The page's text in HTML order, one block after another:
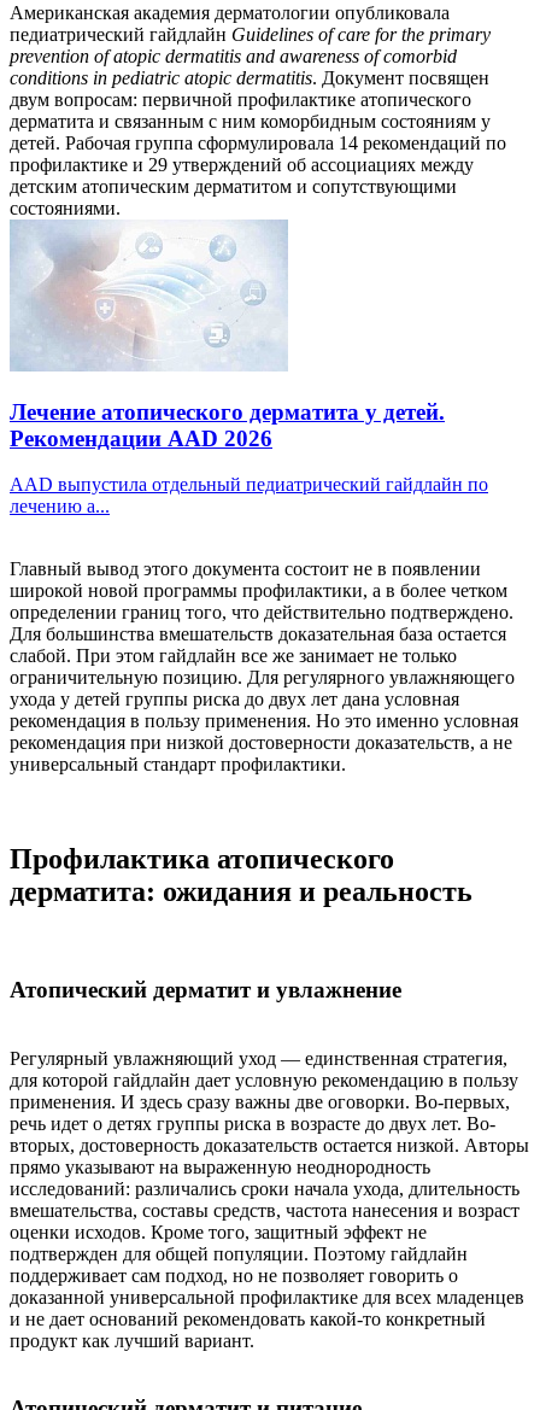
Американская академия дерматологии опубликовала
педиатрический гайдлайн Guidelines of care for the primary
prevention of atopic dermatitis and awareness of comorbid
conditions in pediatric atopic dermatitis. Документ посвящен
двум вопросам: первичной профилактике атопического
дерматита и связанным с ним коморбидным состояниям у
детей. Рабочая группа сформулировала 14 рекомендаций по
профилактике и 29 утверждений об ассоциациях между
детским атопическим дерматитом и сопутствующими
состояниями.
Лечение атопического дерматита у детей.
Рекомендации AAD 2026
AAD выпустила отдельный педиатрический гайдлайн по
лечению а...
Главный вывод этого документа состоит не в появлении
широкой новой программы профилактики, а в более четком
определении границ того, что действительно подтверждено.
Для большинства вмешательств доказательная база остается
слабой. При этом гайдлайн все же занимает не только
ограничительную позицию. Для регулярного увлажняющего
ухода у детей группы риска до двух лет дана условная
рекомендация в пользу применения. Но это именно условная
рекомендация при низкой достоверности доказательств, а не
универсальный стандарт профилактики.
Профилактика атопического
дерматита: ожидания и реальность
Атопический дерматит и увлажнение
Регулярный увлажняющий уход — единственная стратегия,
для которой гайдлайн дает условную рекомендацию в пользу
применения. И здесь сразу важны две оговорки. Во-первых,
речь идет о детях группы риска в возрасте до двух лет. Во-
вторых, достоверность доказательств остается низкой. Авторы
прямо указывают на выраженную неоднородность
исследований: различались сроки начала ухода, длительность
вмешательства, составы средств, частота нанесения и возраст
оценки исходов. Кроме того, защитный эффект не
подтвержден для общей популяции. Поэтому гайдлайн
поддерживает сам подход, но не позволяет говорить о
доказанной универсальной профилактике для всех младенцев
и не дает оснований рекомендовать какой-то конкретный
продукт как лучший вариант.